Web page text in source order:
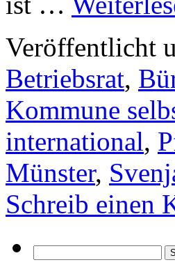
Veröffentlicht
Betriebsrat,
Kommune
international,
Münster,
Schreib einen
nach: